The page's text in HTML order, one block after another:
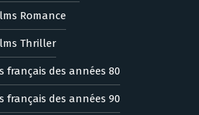
Romance
Thriller
français des années 80
français des années 90